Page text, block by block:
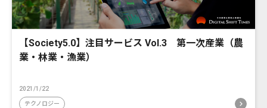
【Society5.0】注目サービス Vol.3 第一次産業（農
業・林業・漁業）
2021/1/22
テクノロジー